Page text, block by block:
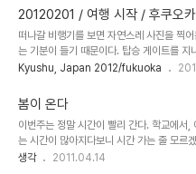
데나 들어갔었는데 여기서 바..
기운이 점차 취기가 되어 몸속 깊숙이 퍼진
까 해서 유심히 몇 군데를 살폈지만 크게 구
음만 재촉한다. 다만, 포장마차 한 켠에서
내는 주전자에 눈길이 간다. 추운 날씨는 아
먹고 싶어지는 풍경. 텐진 중앙공원을 지나
채 되지 않은 시간인데도 한산하기만..
20120201 / 여행 시작 / 후쿠오카
떠나갈 비행기를 보면 자연스레 사진을 찍
는 기분이 들기 때문이다. 탑승 게이트를 지
륙을 시작한다. 아. 이제야 정말 떠나는구나
내식도 적당히 주는 편. 주스를 몇잔 더 얻어
려본다. 여행이 주는 긴장감이 서서히 몸안
4명의 일행이 반반씩 나뉘어 앉아 비행중.
창밖 풍경을 보며 설렘이 담긴 대화를 주거
르고 날틀은 점점 우리를 다른 세상으로 이
Kyushu, Japan 2012/fukuoka
봄이 온다
이번주는 정말 시간이 빨리 간다. 학교에서,
는 시간이 많아지다보니 시간 가는 줄 모르
회화 수업을 듣고 학교에 도착해 정신없이
생각 2011.04.14